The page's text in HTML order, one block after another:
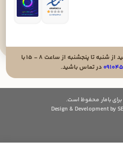
برای پیگیری سفارشات می‌توانید از شنبه تا پنجشنبه از ساعت ۸ - ۱۵ با
در تماس باشید.
بامار محفوظ است.